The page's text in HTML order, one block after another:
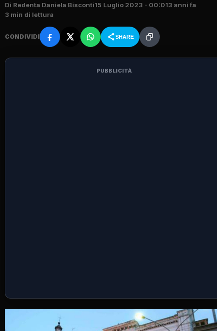
Di Redenta Daniela Bisconti15 Luglio 2023 - 00:013 anni fa
3 min di lettura
CONDIVIDI SHARE
PUBBLICITÀ